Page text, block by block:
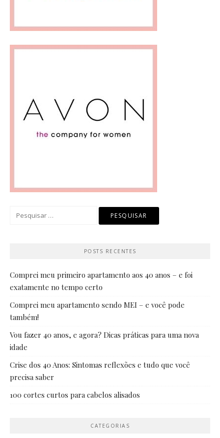
POSTS RECENTES
Comprei meu primeiro apartamento aos 40 anos – e foi
exatamente no tempo certo
Comprei meu apartamento sendo MEI – e você pode
também!
Vou fazer 40 anos, e agora? Dicas práticas para uma nova
idade
Crise dos 40 Anos: Sintomas reflexões e tudo que você
precisa saber
100 cortes curtos para cabelos alisados
CATEGORIAS